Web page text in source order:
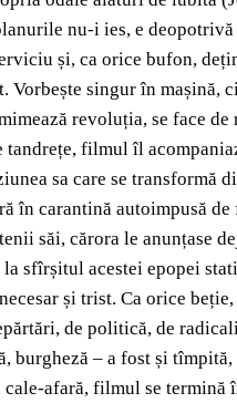
nu-i ies, e
și, ca orice bufon,
Vorbește singur în mașină,
revoluția, se face
tandrețe, filmul îl
sa care se transformă
în carantină autoimpusă de
săi, cărora le anunțase
sfîrșitul acestei epopei
și trist. Ca orice beție,
de politică, de
burgheză – a fost și
afară, filmul se termină